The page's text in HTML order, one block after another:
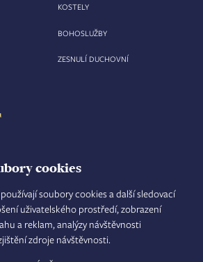
cookies
soubory cookies a další sledovací
uživatelského prostředí, zobrazení
a reklam, analýzy návštěvnosti
zdroje návštěvnosti.
KOSTELY
BOHOSLUŽBY
ZESNULÍ DUCHOVNÍ